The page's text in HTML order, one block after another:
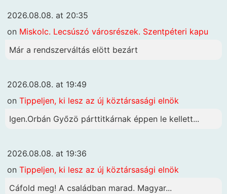
2026.08.08. at 20:35
on Miskolc. Lecsúszó városrészek. Szentpéteri kapu
Már a rendszerváltás elött bezárt
2026.08.08. at 19:49
on Tippeljen, ki lesz az új köztársasági elnök
Igen.Orbán Győzö párttitkárnak éppen le kellett...
2026.08.08. at 19:36
on Tippeljen, ki lesz az új köztársasági elnök
Cáfold meg! A családban marad. Magyar...